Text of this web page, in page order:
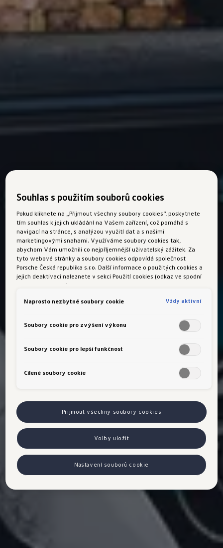
Souhlas s použitím souborů cookies
Pokud kliknete na „Přijmout všechny soubory cookies“, poskytnete
tím souhlas k jejich ukládání na Vašem zařízení, což pomáhá s
navigací na stránce, s analýzou využití dat a s našimi
marketingovými snahami. Využíváme soubory cookies tak,
abychom Vám umožnili co nejpříjemnější uživatelský zážitek. Za
tyto webové stránky a soubory cookies odpovídá společnost
Porsche Česká republika s.r.o. Další informace o použitých cookies a
jejich deaktivaci naleznete v sekci Použití cookies (odkaz ve spodní
části této stránky).
Naprosto nezbytné soubory cookie Vždy aktivní
Soubory cookie pro zvýšení výkonu
Soubory cookie pro lepší funkčnost
Cílené soubory cookie
Přijmout všechny soubory cookies
Volby uložit
Nastavení souborů cookie